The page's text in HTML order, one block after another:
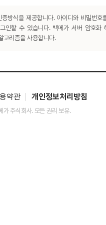
방식을 제공합니다. 아이디와 비밀번호
인할 수 있습니다. 백메가 서버 암호화
고리즘을 사용합니다.
약관 개인정보처리방침
주식회사. 모든 권리 보유.